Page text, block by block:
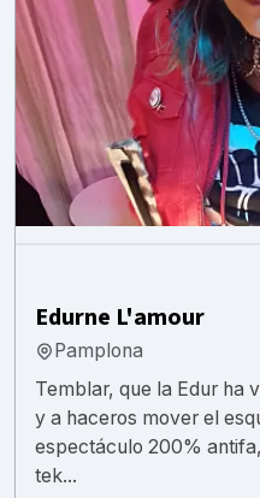
Edurne L'amour
Pamplona
Temblar, que la Edur ha
y a haceros mover el
espectáculo 200%
tek...